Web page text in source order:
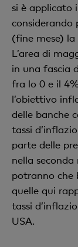
si è applicato
considerando
(fine mese)
L’area di
in una fascia
fra lo 0 e il
l’obiettivo
delle banche
tassi
parte delle
nella
potranno che
quelle qui
tassi
USA.